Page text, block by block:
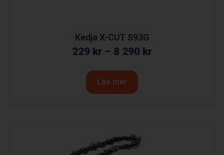
Kedja X-CUT S93G
229 kr – 8 290 kr
Läs mer